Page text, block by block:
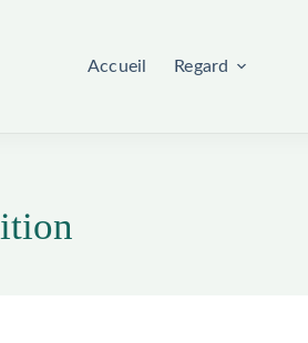
Accueil Regard